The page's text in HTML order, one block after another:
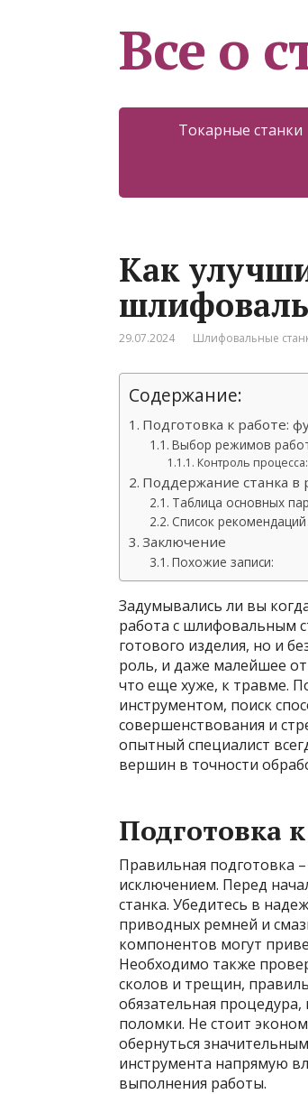
Все о
Токарные станки
Как
29.07.2024 Шлифовальные
Содержание:
Подготовка к работе:
Выбор режимов
Контроль
Поддержание станка в
Таблица основных
Список
Заключение
Похожие записи:
Задумывались ли вы
работа с шлифовальным
готового изделия, но и
роль, и даже малейшее
что еще хуже, к травме.
инструментом, поиск
совершенствования и
опытный специалист
вершин в точности
Подготовка
Правильная подготовка
исключением. Перед
станка. Убедитесь в
приводных ремней и
компонентов могут
Необходимо также
сколов и трещин,
обязательная
поломки. Не стоит
обернуться
инструмента напрямую
выполнения работы.